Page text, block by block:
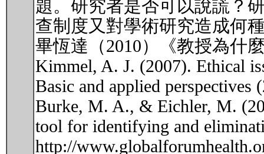
題。研究者是否可以說謊？
查制度又對學術研究造成何
畢恆達（2010）《教授為什
Kimmel, A. J. (2007). Ethical
Basic and applied
Burke, M. A., & Eichler, M.
tool for identifying and
http://